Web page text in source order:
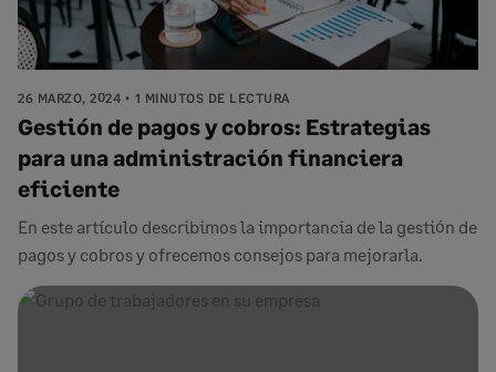
26 MARZO, 2024 1 MINUTOS DE LECTURA
Gestión de pagos y cobros: Estrategias
para una administración financiera
eficiente
En este artículo describimos la importancia de la gestión de
pagos y cobros y ofrecemos consejos para mejorarla.